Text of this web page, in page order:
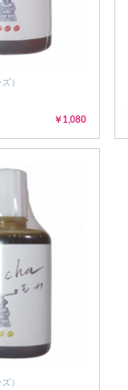
）
￥1,080
）